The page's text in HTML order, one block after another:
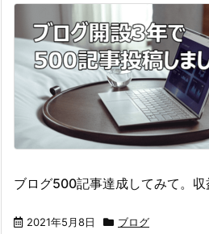
ブログ500記事達成してみて。
2021年5月8日 ブログ